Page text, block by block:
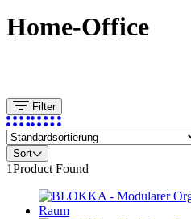
Home-Office
Filter
Sort
1Product Found